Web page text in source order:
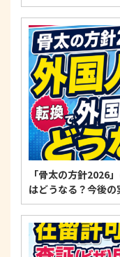
「骨太の方針2026
はどうなる？今後